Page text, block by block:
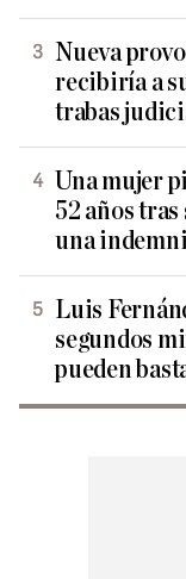
Nueva
recibiría a
trabas
Una mujer
52 años
una
Luis
segundos
pueden